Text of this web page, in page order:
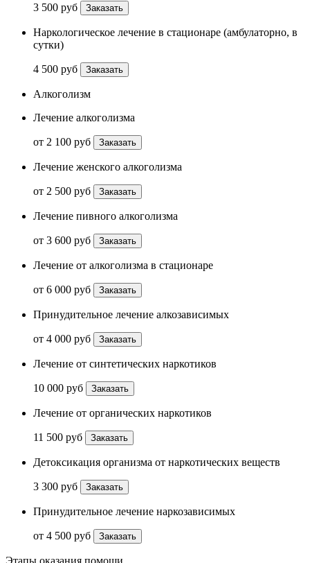
3 500 руб Заказать
Наркологическое лечение в стационаре (амбулаторно, в
сутки)
4 500 руб Заказать
Алкоголизм
Лечение алкоголизма
от 2 100 руб Заказать
Лечение женского алкоголизма
от 2 500 руб Заказать
Лечение пивного алкоголизма
от 3 600 руб Заказать
Лечение от алкоголизма в стационаре
от 6 000 руб Заказать
Принудительное лечение алкозависимых
от 4 000 руб Заказать
Лечение от синтетических наркотиков
10 000 руб Заказать
Лечение от органических наркотиков
11 500 руб Заказать
Детоксикация организма от наркотических веществ
3 300 руб Заказать
Принудительное лечение наркозависимых
от 4 500 руб Заказать
Этапы оказания помощи